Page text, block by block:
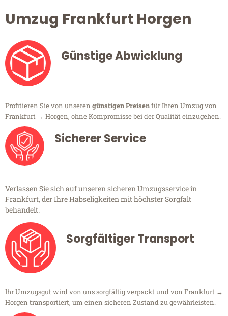
Umzug Frankfurt Horgen
Günstige Abwicklung
Profitieren Sie von unseren günstigen Preisenfür Ihren Umzug von
Frankfurt → Horgen, ohne Kompromisse bei der Qualität einzugehen.
Sicherer Service
Verlassen Sie sich auf unseren sicheren Umzugsservice in
Frankfurt, der Ihre Habseligkeiten mit höchster Sorgfalt
behandelt.
Sorgfältiger Transport
Ihr Umzugsgut wird von uns sorgfältig verpackt und von Frankfurt →
Horgen transportiert, um einen sicheren Zustand zu gewährleisten.